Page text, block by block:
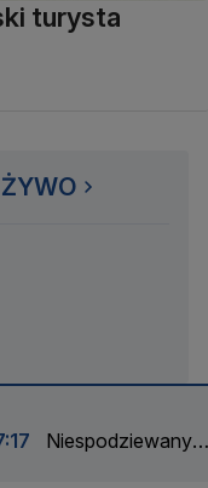
turysta
Niespodziewany